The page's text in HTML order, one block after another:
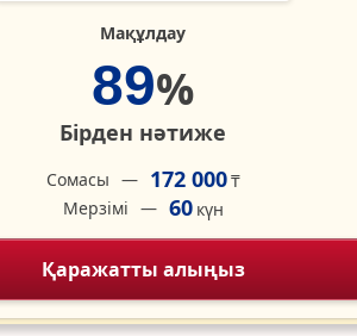
Мақұлдау
89%
Бірден нәтиже
Сомасы 172 000₸
Мерзімі
60 күн
Қаражатты алыңыз